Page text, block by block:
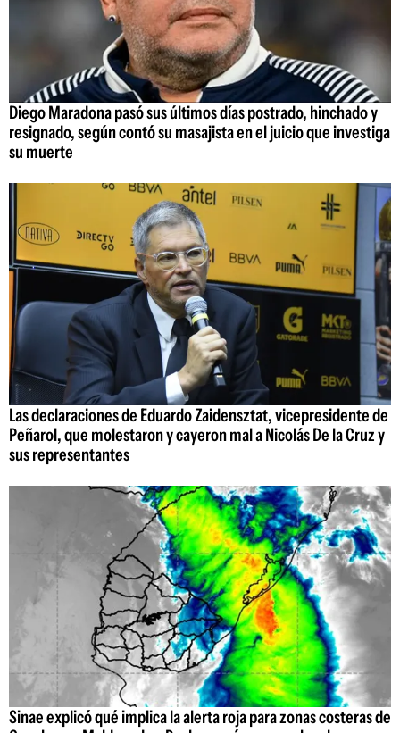
Diego Maradona pasó sus últimos días postrado, hinchado y
resignado, según contó su masajista en el juicio que investiga
su muerte
Las declaraciones de Eduardo Zaidensztat, vicepresidente de
Peñarol, que molestaron y cayeron mal a Nicolás De la Cruz y
sus representantes
Sinae explicó qué implica la alerta roja para zonas costeras de